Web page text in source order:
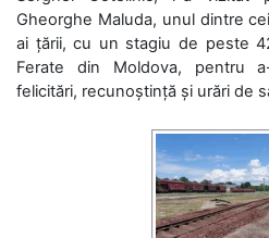
Gheorghe Maluda, unul dintre
ai țării, cu un stagiu de peste
Ferate din Moldova, pentru
felicitări, recunoștință și urări de